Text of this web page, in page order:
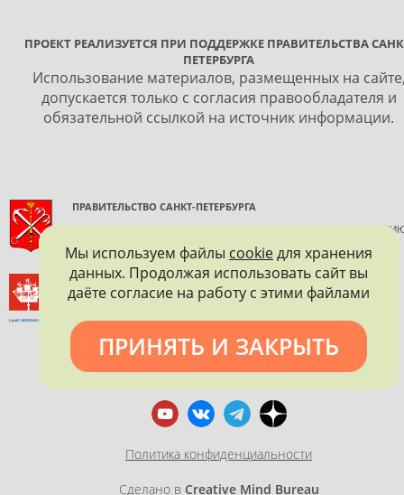
ПРОЕКТ РЕАЛИЗУЕТСЯ ПРИ ПОДДЕРЖКЕ ПРАВИТЕЛЬСТВА
ПЕТЕРБУРГА
Использование материалов, размещенных на
допускается только с согласия правообладателя и
обязательной ссылкой на источник информации.
ПРАВИТЕЛЬСТВО САНКТ-ПЕТЕРБУРГА
КОМИТЕТ ПО ГОСУДАРСТВЕННОМУ КОНТРОЛЮ,
ВСЕРОССИЙСКОЕ ОБЩЕСТВО ОХРАНЫ ПАМЯТНИКОВ
ИСТОРИИ И КУЛЬТУРЫ
Политика конфиденциальности
Сделано в Creative Mind Bureau
Мы используем файлы cookieдля хранения
данных. Продолжая использовать сайт вы
даёте согласие на работу с этими файлами
ПРИНЯТЬ И ЗАКРЫТЬ